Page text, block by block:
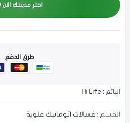
اختر مدينتك الان
طرق الدفع
البائع : Hi Life
القسم : غسالات اتوماتيك علوية